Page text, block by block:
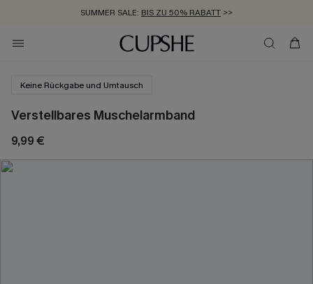
SUMMER SALE: BIS ZU 50% RABATT >>
ZUM NEWSLETTER:BIS ZU -20% EXTRA ERHALTEN
KOSTENLOSER VERSAND AB 89 €
Keine Rückgabe und Umtausch
Verstellbares Muschelarmband
9,99 €